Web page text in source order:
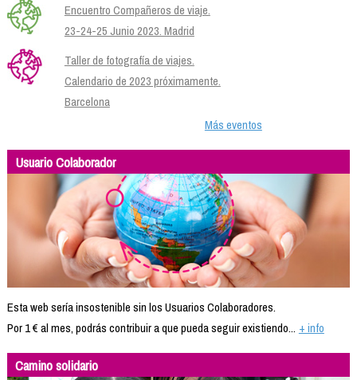
Encuentro Compañeros de viaje.
23-24-25 Junio 2023. Madrid
Taller de fotografía de viajes.
Calendario de 2023 próximamente.
Barcelona
Más eventos
Usuario Colaborador
Esta web sería insostenible sin los Usuarios Colaboradores.
Por 1 € al mes, podrás contribuir a que pueda seguir existiendo... + info
Camino solidario